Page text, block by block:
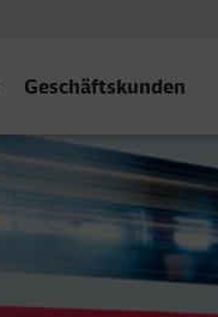
Geschäftskunden